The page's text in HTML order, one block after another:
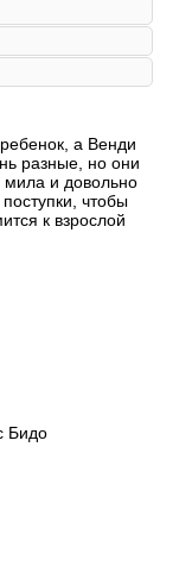
а Венди
разные, но они
мила и довольно
чтобы
к взрослой
Бидо